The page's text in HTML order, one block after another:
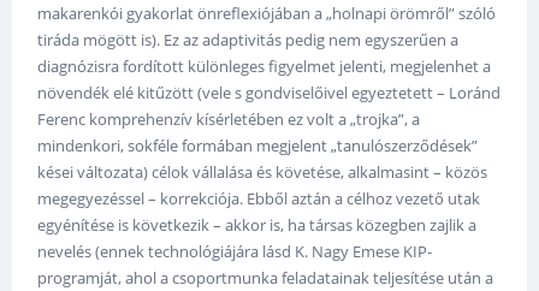
makarenkói gyakorlat önreflexiójában a „holnapi örömről” szóló
tiráda mögött is). Ez az adaptivitás pedig nem egyszerűen a
diagnózisra fordított különleges figyelmet jelenti, megjelenhet a
növendék elé kitűzött (vele s gondviselőivel egyeztetett – Loránd
Ferenc komprehenzív kísérletében ez volt a „trojka”, a
mindenkori, sokféle formában megjelent „tanulószerződések”
kései változata) célok vállalása és követése, alkalmasint – közös
megegyezéssel – korrekciója. Ebből aztán a célhoz vezető utak
egyénítése is következik – akkor is, ha társas közegben zajlik a
nevelés (ennek technológiájára lásd K. Nagy Emese KIP-
programját, ahol a csoportmunka feladatainak teljesítése után a